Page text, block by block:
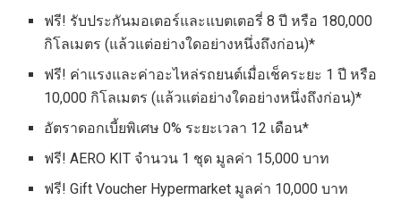
ฟรี! รับประกันมอเตอร์และแบตเตอรี่ 8 ปี หรือ 180,000
กิโลเมตร (แล้วแต่อย่างใดอย่างหนึ่งถึงก่อน)*
ฟรี! ค่าแรงและค่าอะไหล่รถยนต์เมื่อเช็คระยะ 1 ปี หรือ
10,000 กิโลเมตร (แล้วแต่อย่างใดอย่างหนึ่งถึงก่อน)*
อัตราดอกเบี้ยพิเศษ 0% ระยะเวลา 12 เดือน*
ฟรี! AERO KIT จำนวน 1 ชุด มูลค่า 15,000 บาท
ฟรี! Gift Voucher Hypermarket มูลค่า 10,000 บาท